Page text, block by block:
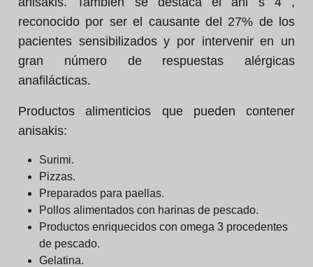
reconocido por ser el causante del 27% de los
pacientes sensibilizados y por intervenir en un
gran número de respuestas alérgicas
anafilácticas.
Productos alimenticios que pueden contener
anisakis:
Surimi.
Pizzas.
Preparados para paellas.
Pollos alimentados con harinas de pescado.
Productos enriquecidos con omega 3 procedentes
de pescado.
Gelatina.